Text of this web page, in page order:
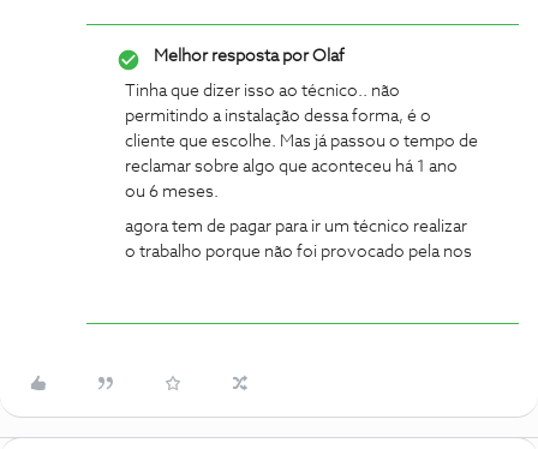
Melhor resposta porOlaf
Tinha que dizer isso ao técnico.. não
permitindo a instalação dessa forma, é o
cliente que escolhe. Mas já passou o tempo de
reclamar sobre algo que aconteceu há 1 ano
ou 6 meses.
agora tem de pagar para ir um técnico realizar
o trabalho porque não foi provocado pela nos